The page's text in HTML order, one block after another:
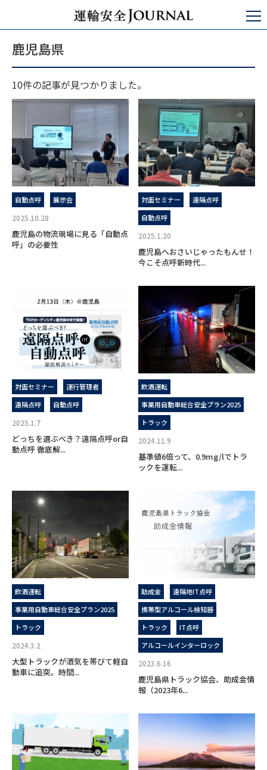
鹿児島県
鹿児島県
10件の記事が見つかりました。
自動点呼 展示会
2025.10.28
鹿児島の物流現場に見る「自動点
呼」の必要性
対面セミナー
遠隔点呼
自動点呼
2025.1.20
鹿児島へおさいじゃったもんせ！
今こそ点呼新時代...
対面セミナー
運行管理者
遠隔点呼
自動点呼
2025.1.7
どっちを選ぶべき？遠隔点呼or自
動点呼 徹底解...
飲酒運転
事業用自動車総合安全プラン2025
トラック
2024.11.9
基準値6倍って、0.9mg/lでトラ
ックを運転...
飲酒運転
事業用自動車総合安全プラン2025
トラック
2024.3.2
大型トラックが酒気を帯びて軽自
動車に追突。時間...
助成金
遠隔地IT点呼
携帯型アルコール検知器
トラック
IT点呼
アルコールインターロック
2023.6.16
鹿児島県トラック協会、助成金情
報（2023年6...